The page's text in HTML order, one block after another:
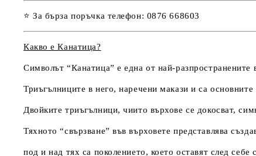
⭐ За бърза поръчка телефон: 0876 668603
Какво е Канатица?
Символът “Канатица” е една от най-разпространените
Триъгълниците в него, наречени макази и са основните
Двойките триъгълници, чиито върхове се докосват,
Тяхното “свързване” във върховете представлява
под и над тях са поколението, което оставят след